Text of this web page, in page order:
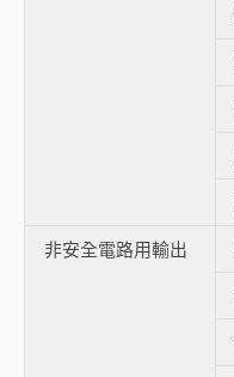
非安全電路用輸出